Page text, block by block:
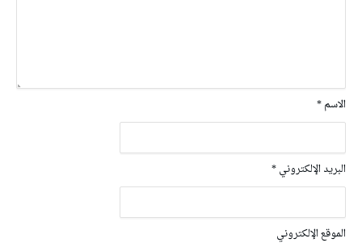
الاسم*
البريد الإلكتروني*
الموقع الإلكتروني